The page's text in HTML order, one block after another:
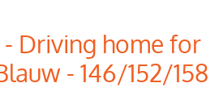
- Driving home for
- 146/152/158